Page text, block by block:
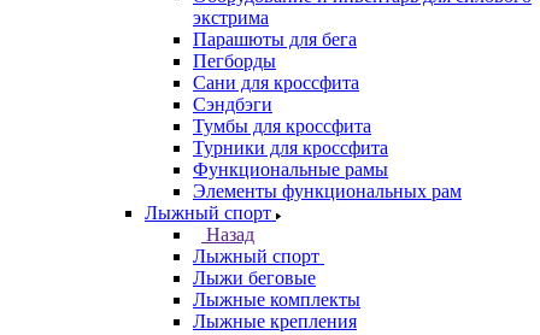
экстрима
Парашюты для бега
Пегборды
Сани для кроссфита
Сэндбэги
Тумбы для кроссфита
Турники для кроссфита
Функциональные рамы
Элементы функциональных рам
Лыжный спорт
Назад
Лыжный спорт
Лыжи беговые
Лыжные комплекты
Лыжные крепления